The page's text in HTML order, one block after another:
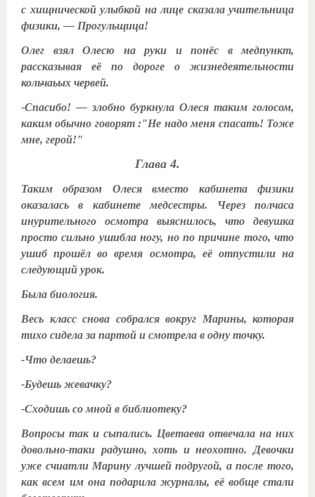
с хищнической улыбкой на лице сказала учительница
физики, — Прогульщица!
Олег взял Олесю на руки и понёс в медпункт,
рассказывая её по дороге о жизнедеятельности
кольчаьых червей.
-Спасибо! — злобно буркнула Олеся таким голосом,
каким обычно говорят :"Не надо меня спасать! Тоже
мне, герой!"
Глава 4.
Таким образом Олеся вместо кабинета физики
оказалась в кабинете медсестры. Через полчаса
инурительного осмотра выяснилось, что девушка
просто сильно ушибла ногу, но по причине того, что
ушиб прошёл во время осмотра, её отпустили на
следующий урок.
Была биология.
Весь класс снова собрался вокруг Марины, которая
тихо сидела за партой и смотрела в одну точку.
-Что делаешь?
-Будешь жевачку?
-Сходишь со мной в библиотеку?
Вопросы так и сыпались. Цветаева отвечала на них
довольно-таки радушно, хоть и неохотно. Девочки
уже счиатли Марину лучшей подругой, а после того,
как всем им она подарила журналы, её вобще стали